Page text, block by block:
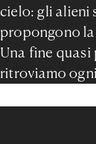
cielo: gli alieni
propongono
Una fine quasi
ritroviamo